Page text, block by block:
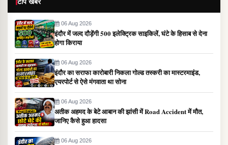
06 Aug 2026
इंदौर में जल्द दौड़ेंगी 500 इलेक्ट्रिक साइकिलें, घंटे के हिसाब से देना
होगा किराया
06 Aug 2026
इंदौर का सराफा कारोबारी निकला गोल्ड तस्करी का मास्टरमाइंड,
एयरपोर्ट से ऐसे मंगवाता था सोना
06 Aug 2026
अतीक अहमद के बेटे आबान की झांसी में Road Accident में मौत,
जानिए कैसे हुआ हादसा
06 Aug 2026